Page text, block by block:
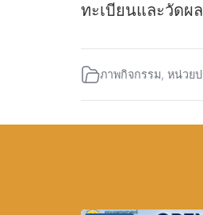
ทะเบียนและวัดผ
ภาพกิจกรรม, หน่วย